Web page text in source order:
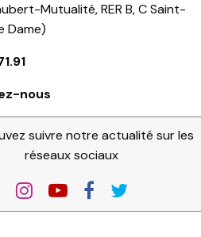
Mutualité, RER B, C Saint-
Dame)
nous
suivre notre actualité sur les
réseaux sociaux